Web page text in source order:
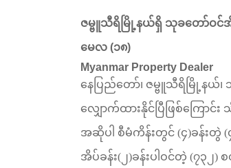
ဇမ္ဗူသီရိမြို့နယ်ရှိ သုခတော်ဝင်
မေလ (၁၈)
Myanmar Property Dealer
နေပြည်တော်၊ ဇမ္ဗူသီရိမြို့နယ်၊
လျှောက်ထားနိုင်ပြီဖြစ်ကြောင်း
အဆိုပါ စီမံကိန်းတွင် (၄)ခန်းတွဲ (
အိပ်ခန်း( ၂)ခန်းပါဝင်တဲ့ (၇၃၂) စ